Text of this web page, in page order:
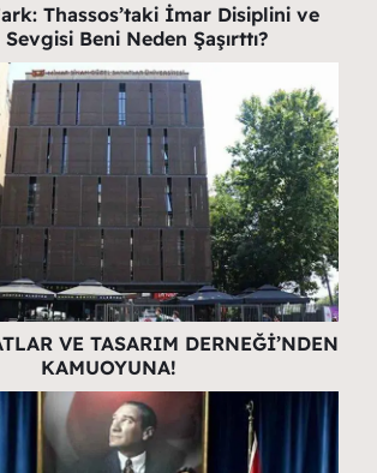
Thassos’taki İmar Disiplini ve
Beni Neden Şaşırttı?
VE TASARIM DERNEĞİ’NDEN
KAMUOYUNA!